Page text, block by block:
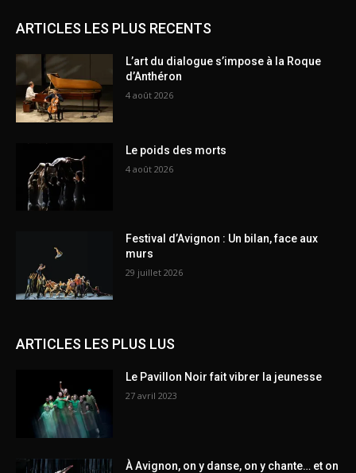
ARTICLES LES PLUS RECENTS
L’art du dialogue s’impose à la Roque
d’Anthéron
4 août 2026
Le poids des morts
4 août 2026
Festival d’Avignon : Un bilan, face aux
murs
29 juillet 2026
ARTICLES LES PLUS LUS
Le Pavillon Noir fait vibrer la jeunesse
27 avril 2023
À Avignon, on y danse, on y chante… et on